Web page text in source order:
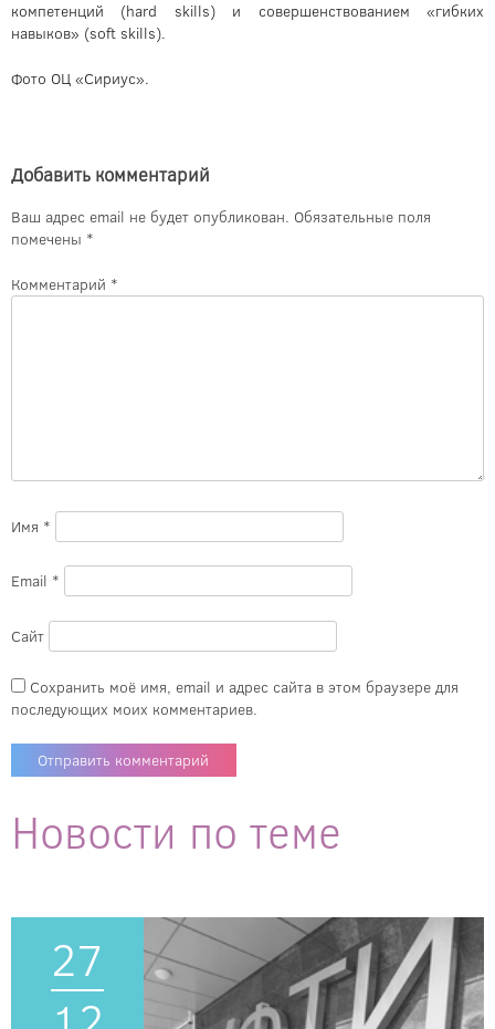
компетенций (hard skills) и совершенствованием «гибких
навыков» (soft skills).
Фото ОЦ «Сириус».
Добавить комментарий
Ваш адрес email не будет опубликован. Обязательные поля
помечены *
Комментарий *
Имя *
Email *
Сайт
Сохранить моё имя, email и адрес сайта в этом браузере для
последующих моих комментариев.
Новости по теме
27